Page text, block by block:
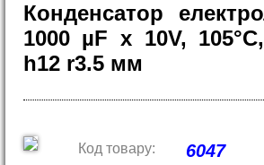
Конденсатор
1000 µF x 10V,
h12 r3.5 мм
Код товару: 6047